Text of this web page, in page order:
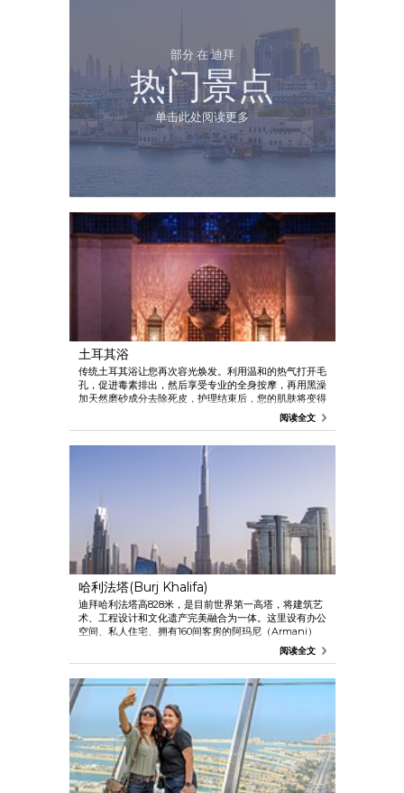
部分 在 迪拜
热门景点
单击此处阅读更多
土耳其浴
传统土耳其浴让您再次容光焕发。利用温和的热气打开毛
孔，促进毒素排出，然后享受专业的全身按摩，再用黑澡
加天然磨砂成分去除死皮，护理结束后，您的肌肤将变得
难以置信的柔软光滑。推荐体验迪拜唯逸皇家海市蜃楼酒
店 （One&Only Royal Mirage Dubai）的水疗馆或迪拜
阅读全文
哈利法塔(Burj Khalifa)
迪拜哈利法塔高828米，是目前世界第一高塔，将建筑艺
术、工程设计和文化遗产完美融合为一体。这里设有办公
空间、私人住宅、拥有160间客房的阿玛尼（Armani）
酒店，124层和148层还配有顶层观景台。At.Mosphere
餐厅是全球最高的餐厅，在这里不但可以饱览迷人的景
特制的艺术作品。
阅读全文